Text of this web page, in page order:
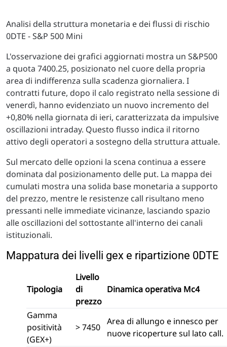
Analisi della struttura monetaria e dei flussi di rischio
0DTE - S&P 500 Mini
L'osservazione dei grafici aggiornati mostra un S&P500
a quota 7400.25, posizionato nel cuore della propria
area di indifferenza sulla scadenza giornaliera. I
contratti future, dopo il calo registrato nella sessione di
venerdì, hanno evidenziato un nuovo incremento del
+0,80% nella giornata di ieri, caratterizzata da impulsive
oscillazioni intraday. Questo flusso indica il ritorno
attivo degli operatori a sostegno della struttura attuale.
Sul mercato delle opzioni la scena continua a essere
dominata dal posizionamento delle put. La mappa dei
cumulati mostra una solida base monetaria a supporto
del prezzo, mentre le resistenze call risultano meno
pressanti nelle immediate vicinanze, lasciando spazio
alle oscillazioni del sottostante all'interno dei canali
istituzionali.
Mappatura dei livelli gex e ripartizione 0DTE
Tipologia
Livello
di
prezzo
Dinamica operativa Mc4
Gamma
positività
(GEX+)
> 7450
Area di allungo e innesco per
nuove ricoperture sul lato call.